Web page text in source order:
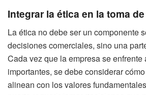
Integrar la ética en la toma
La ética no debe ser un componente
decisiones comerciales, sino una
Cada vez que la empresa se enfrente
importantes, se debe considerar
alinean con los valores